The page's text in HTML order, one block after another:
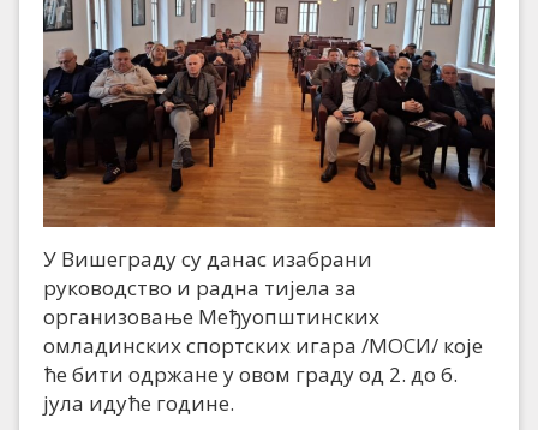
У Вишеграду су данас изабрани
руководство и радна тијела за
организовање Међуопштинских
омладинских спортских игара /МОСИ/ које
ће бити одржане у овом граду од 2. до 6.
јула идуће године.